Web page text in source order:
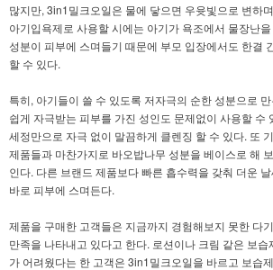
많지만, 3in1밀크오일은 물에 닿으면 우윳빛으로 변하
아기입욕제로 사용할 시에는 아기가 욕조에서 물장난
성분이 피부에 스며들기 때문에 부모 입장에서도 한결
할 수 있다.
특히, 아기들이 쓸 수 있도록 저자극의 순한 성분으로
쉽게 자극받는 피부를 가진 성인도 문제없이 사용할 수
세정만으로 자극 없이 말끔하게 클렌징 할 수 있다. 또
제품들과 마찬가지로 바오밥나무 성분을 베이스로 해
인다. 다른 브랜드 제품보다 빠른 흡수력을 갖춰 더운
바로 피부에 스며든다.
제품을 구매한 고객들은 지금까지 경험해보지 못한 다
만족을 나타내고 있다고 한다. 로션이나 크림 같은 보
가 어려웠다는 한 고객은 3in1밀크오일을 바르고 보습